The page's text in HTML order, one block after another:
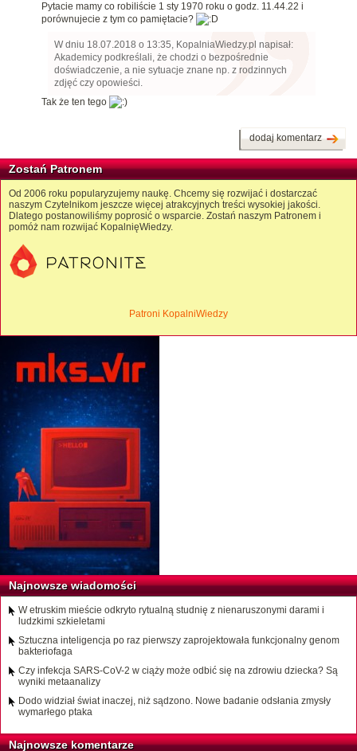
Pytacie mamy co robiliście 1 sty 1970 roku o godz. 11.44.22 i
porównujecie z tym co pamiętacie?
W dniu 18.07.2018 o 13:35, KopalniaWiedzy.pl napisał:
Akademicy podkreślali, że chodzi o bezpośrednie
doświadczenie, a nie sytuacje znane np. z rodzinnych
zdjęć czy opowieści.
Tak że ten tego
dodaj komentarz
Zostań Patronem
Od 2006 roku popularyzujemy naukę. Chcemy się rozwijać i dostarczać
naszym Czytelnikom jeszcze więcej atrakcyjnych treści wysokiej jakości.
Dlatego postanowiliśmy poprosić o wsparcie. Zostań naszym Patronem i
pomóż nam rozwijać KopalnięWiedzy.
Patroni KopalniWiedzy
Najnowsze wiadomości
W etruskim mieście odkryto rytualną studnię z nienaruszonymi darami i
ludzkimi szkieletami
Sztuczna inteligencja po raz pierwszy zaprojektowała funkcjonalny genom
bakteriofaga
Czy infekcja SARS-CoV-2 w ciąży może odbić się na zdrowiu dziecka? Są
wyniki metaanalizy
Dodo widział świat inaczej, niż sądzono. Nowe badanie odsłania zmysły
wymarłego ptaka
Najnowsze komentarze